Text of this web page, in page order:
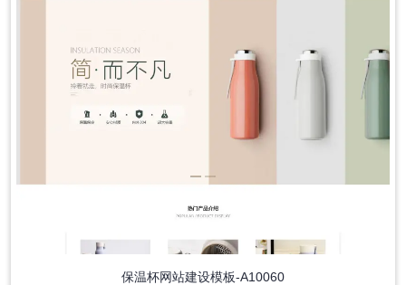
保温杯网站建设模板-A10060